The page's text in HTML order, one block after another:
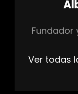
Fundador
Ver todas